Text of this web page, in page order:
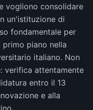
vogliono consolidare
un'istituzione di
fondamentale per
piano nella
italiano. Non
verifica attentamente
entro il 13
e alla